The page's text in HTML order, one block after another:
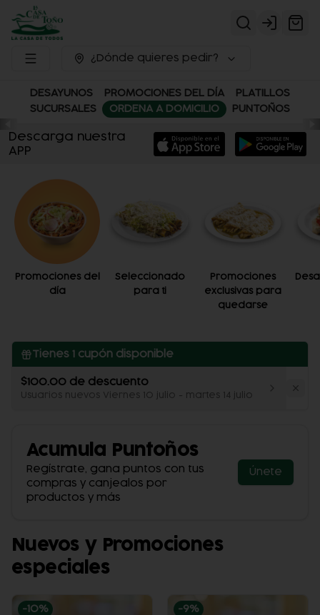
Login
¿Dónde quieres pedir?
DESAYUNOS PROMOCIONES DEL DÍA
PLATILLOS
SUCURSALES
ORDENA A DOMICILIO PUNTOÑOS
Descarga nuestra
APP
Promociones del
día
Seleccionado
para ti
Promociones
exclusivas para
quedarse
Tienes 1 cupón disponible
$100.00 de descuento
Usuarios nuevos Viernes 10 julio - martes 14 julio
Acumula Puntoños
Regístrate, gana puntos con tus
compras y canjealos por
productos y más
Únete
Nuevos y Promociones
especiales
-10% -9%